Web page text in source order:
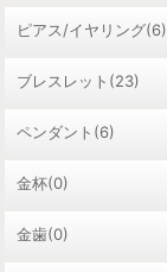
ピアス/イヤリング(6)
ブレスレット(23)
ペンダント(6)
金杯(0)
金歯(0)